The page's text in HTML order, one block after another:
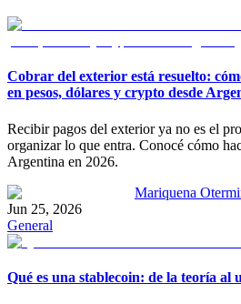
Cobrar del exterior está resuelto:
en pesos, dólares y crypto desde
Recibir pagos del exterior ya no es el
organizar lo que entra. Conocé cómo
Argentina en 2026.
Mariquena
Jun 25, 2026
General
Qué es una stablecoin: de la teoría al